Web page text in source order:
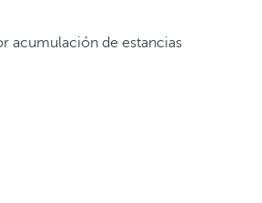
acumulación de estancias